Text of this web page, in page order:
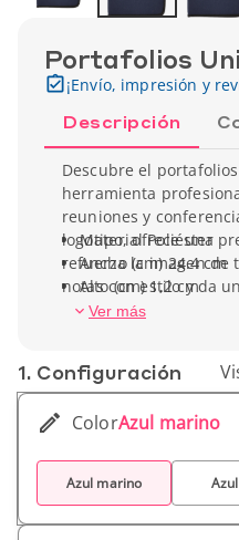
Portafolios
¡Envío, impresión y
Descripción
Descubre el
herramienta
reuniones y
logotipo, ofrece una
refuerza la imagen de
notas con estilo y da
durante tus eventos
un bloc de notas
Material Poliéster
Ancho (cm) 24.4 cm
Alto (cm) 1,2 cm
Ver más
1. Conf­iguración
ColorAzul marino
Azul marino